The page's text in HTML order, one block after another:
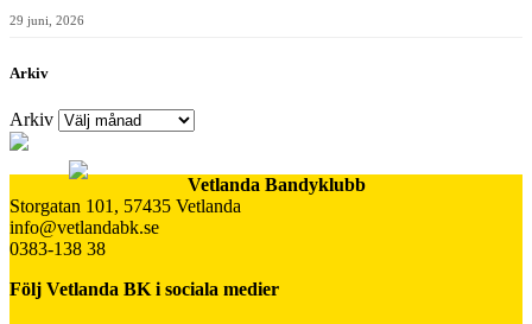
29 juni, 2026
Arkiv
Arkiv
Vetlanda Bandyklubb
Storgatan 101, 57435 Vetlanda
info@vetlandabk.se
0383-138 38
Följ Vetlanda BK i sociala medier